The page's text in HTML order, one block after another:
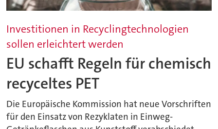
Investitionen in Recyclingtechnologien
sollen erleichtert werden
EU schafft Regeln für chemisch
recyceltes PET
Die Europäische Kommission hat neue Vorschriften
für den Einsatz von Rezyklaten in Einweg-